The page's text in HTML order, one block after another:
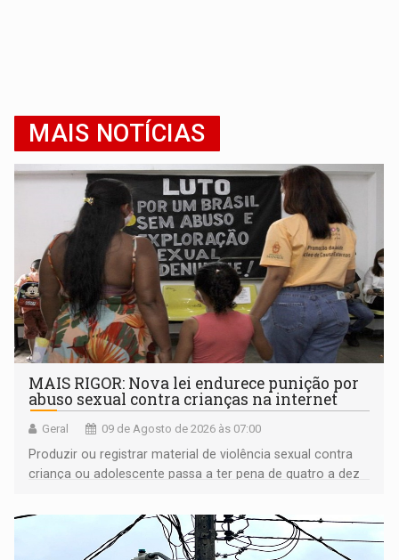
MAIS NOTÍCIAS
MAIS RIGOR: Nova lei endurece punição por
abuso sexual contra crianças na internet
Geral 09 de Agosto de 2026 às 07:00
Produzir ou registrar material de violência sexual contra
criança ou adolescente passa a ter pena de quatro a dez